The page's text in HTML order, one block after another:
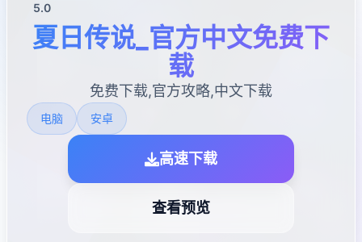
5.0
夏日传说_官方中文免费下
载
免费下载,官方攻略,中文下载
电脑 安卓
高速下载
查看预览